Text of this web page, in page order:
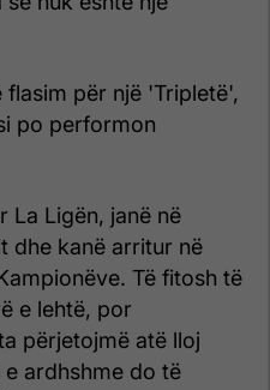
flasim për një 'Tripletë',
po performon
La Ligën, janë në
dhe kanë arritur në
Të fitosh të
e lehtë, por
përjetojmë atë lloj
ardhshme do të